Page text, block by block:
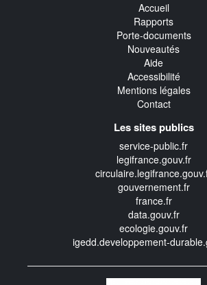
Accueil
Rapports
Porte-documents
Nouveautés
Aide
Accessibilité
Mentions légales
Contact
Les sites publics
service-public.fr
legifrance.gouv.fr
gouvernement.fr
france.fr
data.gouv.fr
ecologie.gouv.fr
igedd.developpement-